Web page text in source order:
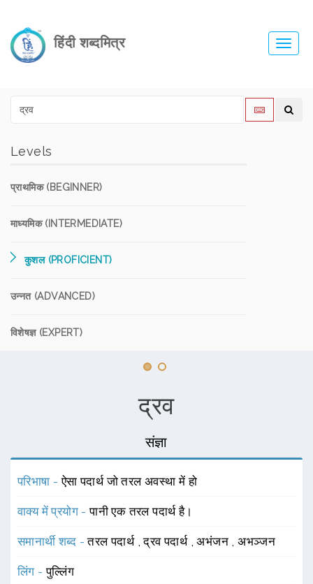
हिंदी शब्दमित्र
Levels
प्राथमिक (BEGINNER)
माध्यमिक (INTERMEDIATE)
कुशल (PROFICIENT)
उन्नत (ADVANCED)
विशेषज्ञ (EXPERT)
द्रव
संज्ञा
परिभाषा -ऐसा पदार्थ जो तरल अवस्था में हो
वाक्य में प्रयोग -पानी एक तरल पदार्थ है।
समानार्थी शब्द -तरल पदार्थ ,द्रव पदार्थ ,अभंजन ,अभञ्जन
लिंग -पुल्लिंग